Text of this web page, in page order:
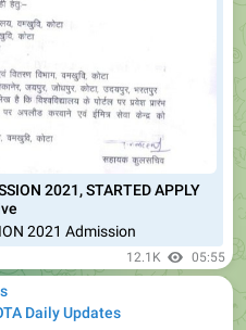
कोटा ओपन के पुराने पेपर दिसम्बर
2023 पेपर्स, दिसंबर 2024, दिसंबर
,कोटा : VMOU कोटा से अगर आप कोई
कर रहे है, यहां हम आपको उपलब्ध